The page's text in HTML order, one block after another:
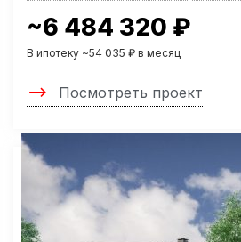
~6 484 320 ₽
В ипотеку ~54 035 ₽ в месяц
Посмотреть проект